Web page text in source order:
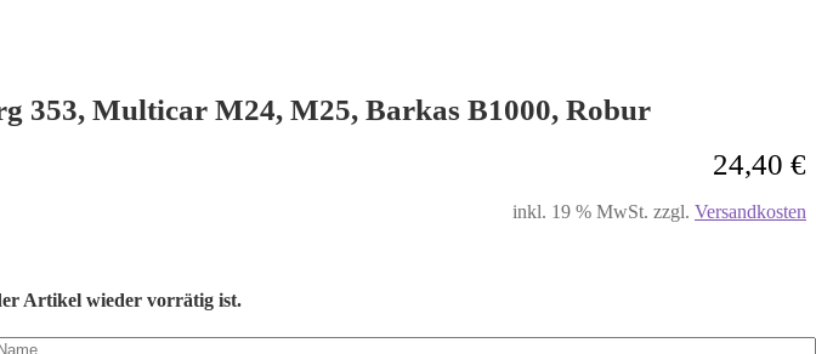
353, Multicar M24, M25, Barkas B1000, Robur
24,40 €
inkl. 19 % MwSt. zzgl. Versandkosten
Artikel wieder vorrätig ist.